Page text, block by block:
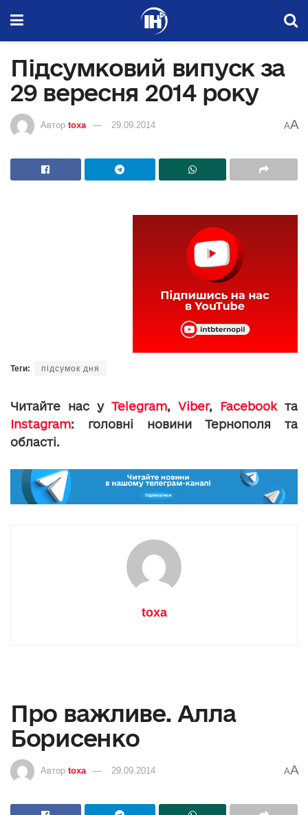
Підсумковий випуск за
29 вересня 2014 року
Автор toxa 29.09.2014 AA
Теги: підсумок дня
Читайте нас у Telegram, Viber, Facebookта
Instagram: головні новини Тернополя та
області.
toxa
Про важливе. Алла
Борисенко
Автор toxa 29.09.2014 AA